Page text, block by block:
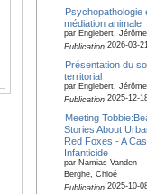
Psychopathologie
médiation animale
par Englebert, Jérôme
Publication2026-03-
Présentation du
territorial
par Englebert, Jérôme
Publication2025-12-
Meeting
Stories About
Red Foxes - A
Infanticide
par Namias Vanden
Berghe, Chloé
Publication2025-10-